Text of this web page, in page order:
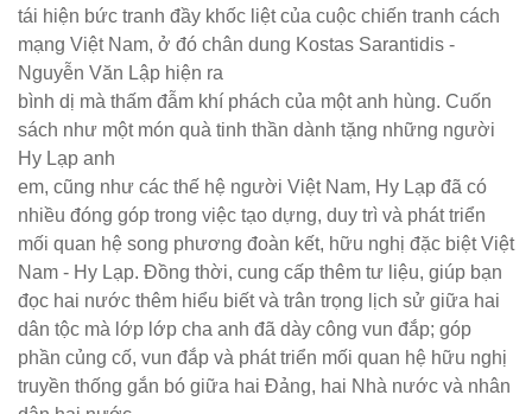
tái hiện bức tranh đầy khốc liệt của cuộc chiến tranh cách
mạng Việt Nam, ở đó chân dung Kostas Sarantidis -
Nguyễn Văn Lập hiện ra
bình dị mà thấm đẫm khí phách của một anh hùng. Cuốn
sách như một món quà tinh thần dành tặng những người
Hy Lạp anh
em, cũng như các thế hệ người Việt Nam, Hy Lạp đã có
nhiều đóng góp trong việc tạo dựng, duy trì và phát triển
mối quan hệ song phương đoàn kết, hữu nghị đặc biệt Việt
Nam - Hy Lạp. Đồng thời, cung cấp thêm tư liệu, giúp bạn
đọc hai nước thêm hiểu biết và trân trọng lịch sử giữa hai
dân tộc mà lớp lớp cha anh đã dày công vun đắp; góp
phần củng cố, vun đắp và phát triển mối quan hệ hữu nghị
truyền thống gắn bó giữa hai Đảng, hai Nhà nước và nhân